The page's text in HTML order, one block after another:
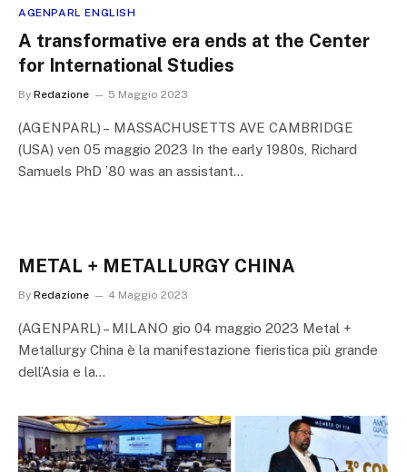
AGENPARL ENGLISH
A transformative era ends at the Center
for International Studies
By Redazione 5 Maggio 2023
(AGENPARL) – MASSACHUSETTS AVE CAMBRIDGE
(USA) ven 05 maggio 2023 In the early 1980s, Richard
Samuels PhD ’80 was an assistant…
METAL + METALLURGY CHINA
By Redazione 4 Maggio 2023
(AGENPARL) – MILANO gio 04 maggio 2023 Metal +
Metallurgy China è la manifestazione fieristica più grande
dell’Asia e la…